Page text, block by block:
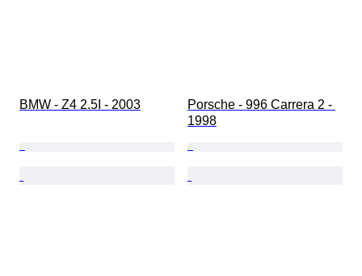
BMW - Z4 2.5I - 2003
Porsche - 996 Carrera 2 -
1998